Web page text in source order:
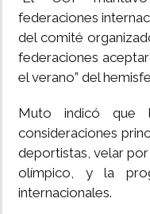
federaciones
del comité
federaciones
el verano” del
Muto indicó que
consideraciones
deportistas, velar
olímpico, y la
internacionales.